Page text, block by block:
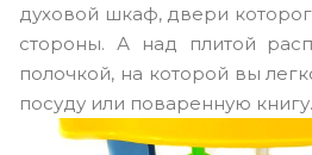
духовой шкаф, двери
стороны. А над плитой
полочкой, на которой вы
посуду или поваренную книгу.